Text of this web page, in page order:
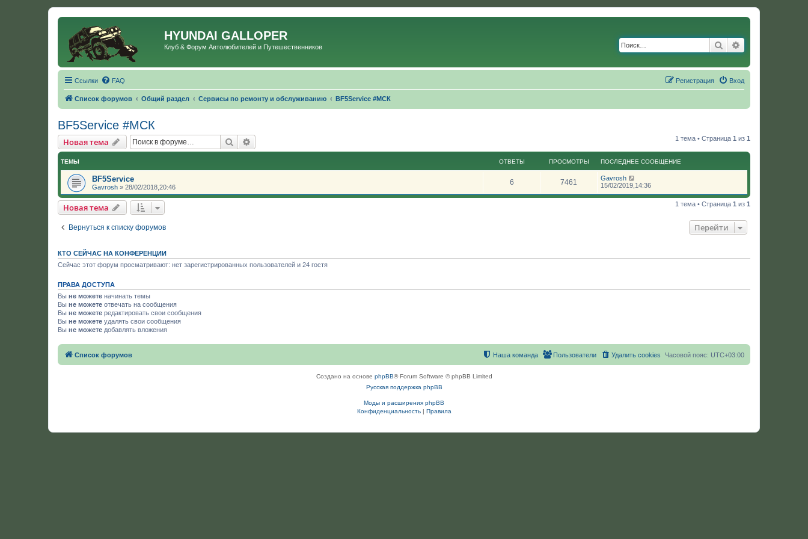
HYUNDAI GALLOPER
Клуб & Форум Автолюбителей и Путешественников Поиск
Ссылки FAQ Вход
Регистрация
Список форумов Общий раздел Сервисы по ремонту и обслуживанию BF5Service #МСК
BF5Service #МСК
Новая тема Поиск 1 тема • Страница 1 из 1
ТЕМЫ ОТВЕТЫ ПРОСМОТРЫ ПОСЛЕДНЕЕ СООБЩЕНИЕ
BF5Service
Gavrosh » 28/02/2018,20:46
6 7461
Gavrosh
15/02/2019,14:36
Новая тема 1 тема • Страница 1 из 1
Вернуться к списку форумов Перейти
КТО СЕЙЧАС НА КОНФЕРЕНЦИИ
Сейчас этот форум просматривают: нет зарегистрированных пользователей и 24 гостя
ПРАВА ДОСТУПА
Вы не можете начинать темы
Вы не можете отвечать на сообщения
Вы не можете редактировать свои сообщения
Вы не можете удалять свои сообщения
Вы не можете добавлять вложения
Список форумов Часовой пояс: UTC+03:00
Удалить cookies
Пользователи
Наша команда
Создано на основе phpBB® Forum Software © phpBB Limited
Русская поддержка phpBB
Моды и расширения phpBB
Конфиденциальность| Правила